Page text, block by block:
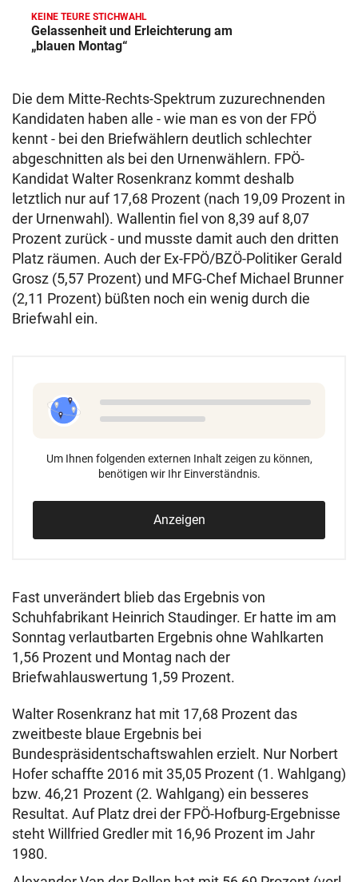
KEINE TEURE STICHWAHL
Gelassenheit und Erleichterung am
„blauen Montag“
Die dem Mitte-Rechts-Spektrum zuzurechnenden
Kandidaten haben alle - wie man es von der FPÖ
kennt - bei den Briefwählern deutlich schlechter
abgeschnitten als bei den Urnenwählern. FPÖ-
Kandidat Walter Rosenkranz kommt deshalb
letztlich nur auf 17,68 Prozent (nach 19,09 Prozent in
der Urnenwahl). Wallentin fiel von 8,39 auf 8,07
Prozent zurück - und musste damit auch den dritten
Platz räumen. Auch der Ex-FPÖ/BZÖ-Politiker Gerald
Grosz (5,57 Prozent) und MFG-Chef Michael Brunner
(2,11 Prozent) büßten noch ein wenig durch die
Briefwahl ein.
Um Ihnen folgenden externen Inhalt zeigen zu können,
benötigen wir Ihr Einverständnis.
Anzeigen
Fast unverändert blieb das Ergebnis von
Schuhfabrikant Heinrich Staudinger. Er hatte im am
Sonntag verlautbarten Ergebnis ohne Wahlkarten
1,56 Prozent und Montag nach der
Briefwahlauswertung 1,59 Prozent.
Walter Rosenkranz hat mit 17,68 Prozent das
zweitbeste blaue Ergebnis bei
Bundespräsidentschaftswahlen erzielt. Nur Norbert
Hofer schaffte 2016 mit 35,05 Prozent (1. Wahlgang)
bzw. 46,21 Prozent (2. Wahlgang) ein besseres
Resultat. Auf Platz drei der FPÖ-Hofburg-Ergebnisse
steht Willfried Gredler mit 16,96 Prozent im Jahr
1980.